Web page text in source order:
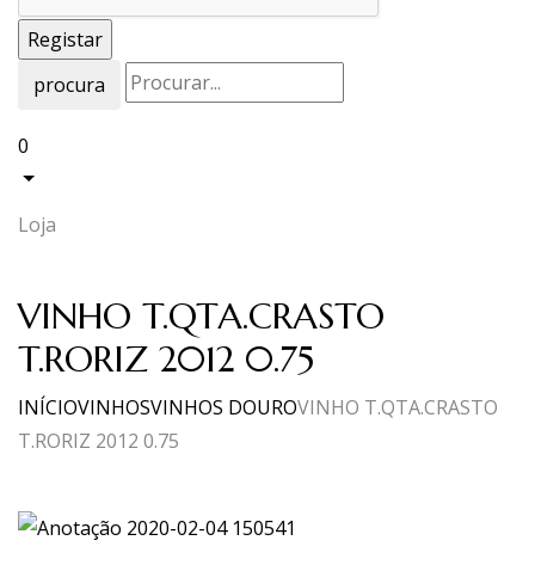
procura
0
Loja
VINHO T.QTA.CRASTO
T.RORIZ 2012 0.75
INÍCIOVINHOSVINHOS DOUROVINHO T.QTA.CRASTO
T.RORIZ 2012 0.75